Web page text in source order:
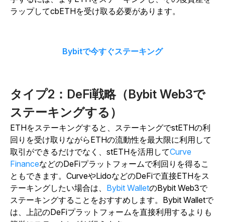
ラップしてcbETHを受け取る必要があります。
Bybitで今すぐステーキング
タイプ2：DeFi戦略（Bybit Web3で
ステーキングする）
ETHをステーキングすると、ステーキングでstETHの利
回りを受け取りながらETHの流動性を最大限に利用して
取引ができるだけでなく、stETHを活用してCurve
FinanceなどのDeFiプラットフォームで利回りを得るこ
ともできます。CurveやLidoなどのDeFiで直接ETHをス
テーキングしたい場合は、 Bybit WalletのBybit Web3で
ステーキングすることをおすすめします。Bybit Walletで
は、上記のDeFiプラットフォームを直接利用するよりも